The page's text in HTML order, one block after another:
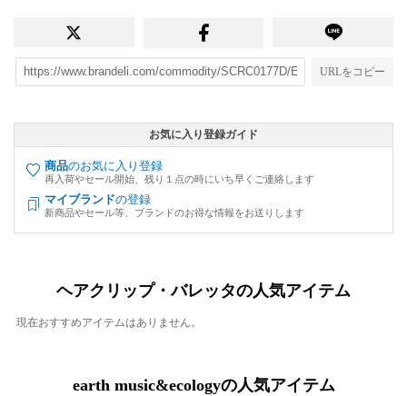
URLをコピー
お気に入り登録ガイド
商品のお気に入り登録
再入荷やセール開始、残り１点の時にいち早くご連絡します
マイブランドの登録
新商品やセール等、ブランドのお得な情報をお送りします
ヘアクリップ・バレッタの人気アイテム
現在おすすめアイテムはありません。
earth music&ecologyの人気アイテム